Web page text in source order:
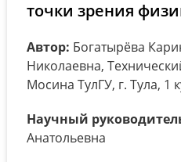
точки зрения
Автор: Богатырёва
Николаевна,
Мосина ТулГУ, г. Тула, 1
Научный
Анатольевна